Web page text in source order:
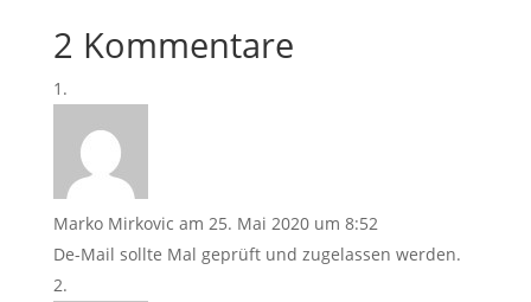
2 Kommentare
Marko Mirkovic am 25. Mai 2020 um 8:52
De-Mail sollte Mal geprüft und zugelassen werden.